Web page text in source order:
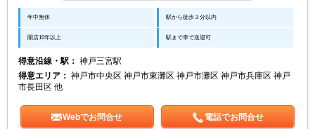
年中無休 駅から徒歩３分以内
開店10年以上 駅まで車で送迎可
得意沿線・駅： 神戸三宮駅
得意エリア： 神戸市中央区 神戸市東灘区 神戸市灘区 神戸市兵庫区 神戸
市長田区 他
Webでお問合せ 電話でお問合せ